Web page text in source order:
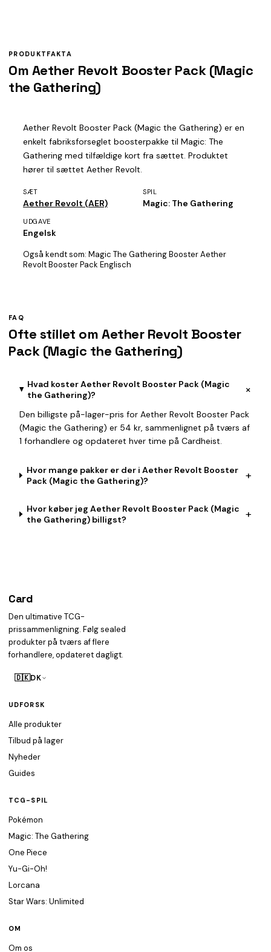
PRODUKTFAKTA
Om Aether Revolt Booster Pack (Magic
the Gathering)
Aether Revolt Booster Pack (Magic the Gathering) er en
enkelt fabriksforseglet boosterpakke til Magic: The
Gathering med tilfældige kort fra sættet. Produktet
hører til sættet Aether Revolt.
SÆT
Aether Revolt (AER)
SPIL
Magic: The Gathering
UDGAVE
Engelsk
Også kendt som: Magic The Gathering Booster Aether
Revolt Booster Pack Englisch
FAQ
Ofte stillet om Aether Revolt Booster
Pack (Magic the Gathering)
Hvad koster Aether Revolt Booster Pack (Magic
the Gathering)?
+
Den billigste på-lager-pris for Aether Revolt Booster Pack
(Magic the Gathering) er 54 kr, sammenlignet på tværs af
1 forhandlere og opdateret hver time på Cardheist.
Hvor mange pakker er der i Aether Revolt Booster
Pack (Magic the Gathering)?
+
Hvor køber jeg Aether Revolt Booster Pack (Magic
the Gathering) billigst?
+
Card
Den ultimative TCG-
prissammenligning. Følg sealed
produkter på tværs af flere
forhandlere, opdateret dagligt.
🇩🇰DK
UDFORSK
Alle produkter
Tilbud på lager
Nyheder
Guides
TCG-SPIL
Pokémon
Magic: The Gathering
One Piece
Yu-Gi-Oh!
Lorcana
Star Wars: Unlimited
OM
Om os